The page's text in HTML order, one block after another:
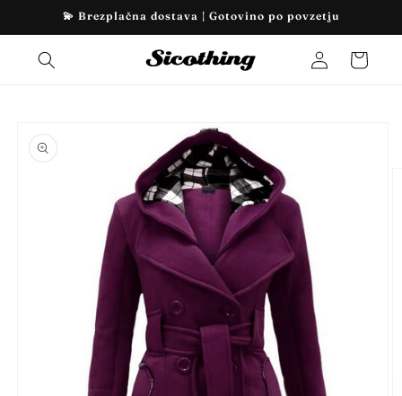
vsebino
💫 Brezplačna dostava | Gotovino po povzetju
Prijava Košarica
informacije
o izdelku